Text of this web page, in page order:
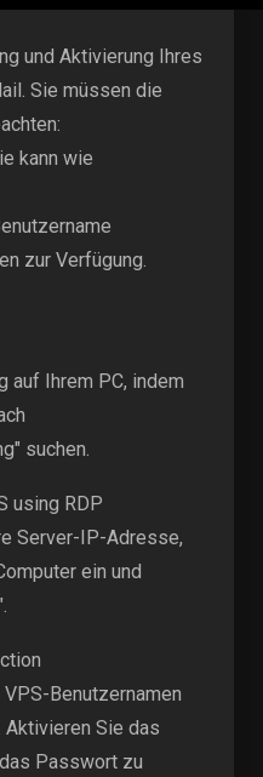
und Aktivierung Ihres
Sie müssen die
kann wie
zur Verfügung.
auf Ihrem PC, indem
suchen.
Server-IP-Adresse,
ein und
Benutzernamen
Sie das
Passwort zu